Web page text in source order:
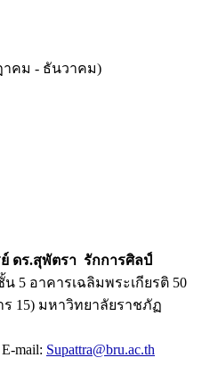
คม - ธันวาคม)
ดร.สุพัตรา รักการศิลป์
5 อาคารเฉลิมพระเกียรติ 50
15) มหาวิทยาลัยราชภัฏ
mail: Supattra@bru.ac.th